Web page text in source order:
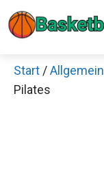
Zum
Inhalt
Start /Allgemein
Pilates